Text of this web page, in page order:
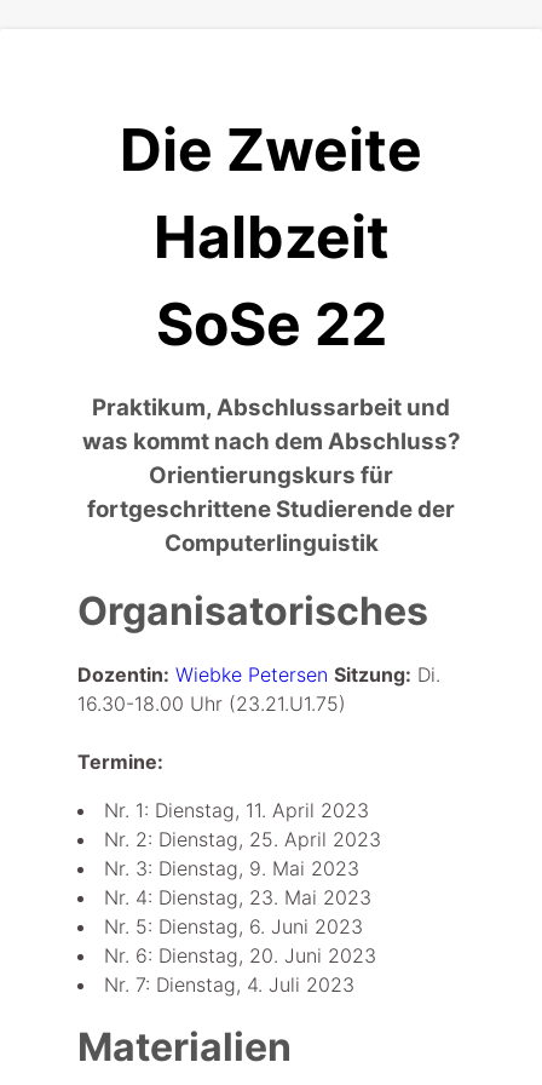
Die Zweite
Halbzeit
SoSe 22
Praktikum, Abschlussarbeit und
was kommt nach dem Abschluss?
Orientierungskurs für
fortgeschrittene Studierende der
Computerlinguistik
Organisatorisches
Dozentin: Wiebke Petersen Sitzung: Di.
16.30-18.00 Uhr (23.21.U1.75)
Termine:
Nr. 1: Dienstag, 11. April 2023
Nr. 2: Dienstag, 25. April 2023
Nr. 3: Dienstag, 9. Mai 2023
Nr. 4: Dienstag, 23. Mai 2023
Nr. 5: Dienstag, 6. Juni 2023
Nr. 6: Dienstag, 20. Juni 2023
Nr. 7: Dienstag, 4. Juli 2023
Materialien